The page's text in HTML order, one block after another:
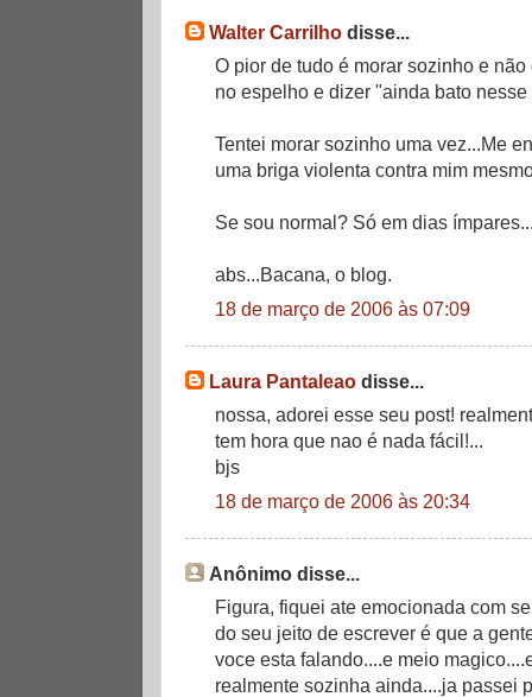
Walter Carrilho disse...
O pior de tudo é morar sozinho e
no espelho e dizer "ainda bato nesse
Tentei morar sozinho uma vez...Me
uma briga violenta contra mim
Se sou normal? Só em dias
abs...Bacana, o blog.
18 de março de 2006 às 07:09
Laura Pantaleao disse...
nossa, adorei esse seu post!
tem hora que nao é nada fácil!...
bjs
18 de março de 2006 às 20:34
Anônimo disse...
Figura, fiquei ate emocionada com
do seu jeito de escrever é que a
voce esta falando....e meio
realmente sozinha ainda....ja passei